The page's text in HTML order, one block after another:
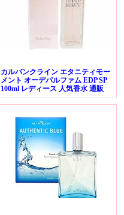
カルバンクライン エタニティモー
メント オーデパルファム EDP SP
100ml レディース 人気香水 通販